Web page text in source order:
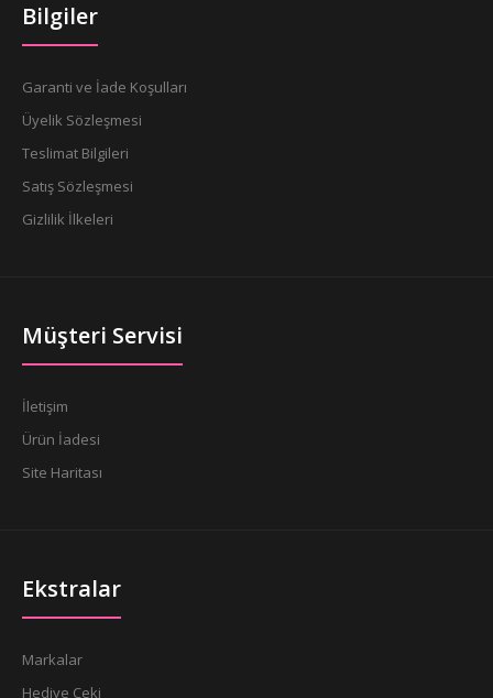
Bilgiler
Garanti ve İade Koşulları
Üyelik Sözleşmesi
Teslimat Bilgileri
Satış Sözleşmesi
Gizlilik İlkeleri
Müşteri Servisi
İletişim
Ürün İadesi
Site Haritası
Ekstralar
Markalar
Hediye Çeki